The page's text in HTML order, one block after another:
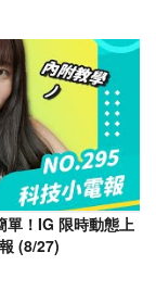
單！IG 限時動態上
(8/27)